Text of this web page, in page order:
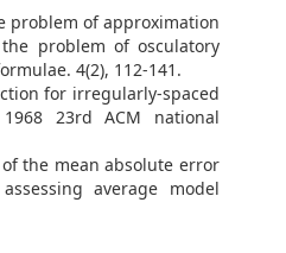
problem of approximation
problem of osculatory
4(2), 112-141.
for irregularly-spaced
23rd ACM national
of the mean absolute error
average model